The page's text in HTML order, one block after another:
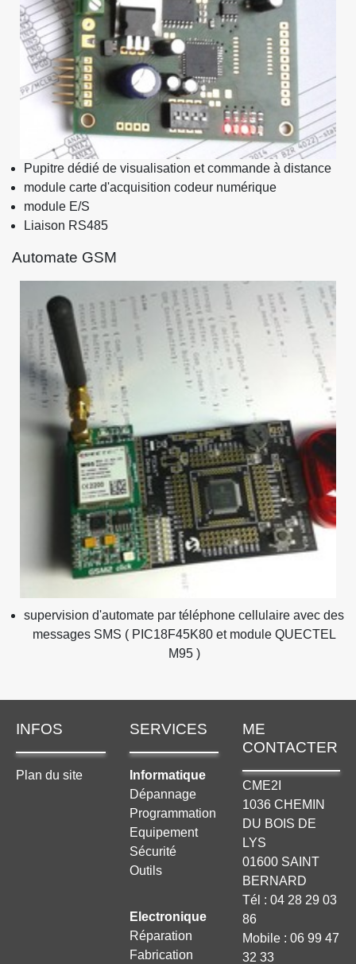
Pupitre dédié de visualisation et commande à distance
module carte d'acquisition codeur numérique
module E/S
Liaison RS485
Automate GSM
supervision d'automate par téléphone cellulaire avec des
messages SMS ( PIC18F45K80 et module QUECTEL
M95 )
INFOS
Plan du site
SERVICES
Informatique
Dépannage
Programmation
Equipement
Sécurité
Outils
Electronique
Réparation
Fabrication
ME
CONTACTER
CME2I
1036 CHEMIN
DU BOIS DE
LYS
01600 SAINT
BERNARD
Tél : 04 28 29 03
86
Mobile : 06 99 47
32 33